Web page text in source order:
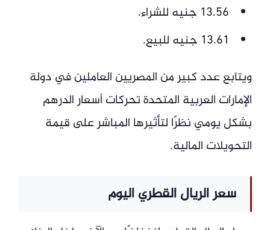
13.56 جنيه للشراء.
13.61 جنيه للبيع.
ويتابع عدد كبير من المصريين العاملين في دولة
الإمارات العربية المتحدة تحركات أسعار الدرهم
بشكل يومي نظرًا لتأثيرها المباشر على قيمة
التحويلات المالية.
سعر الريال القطري اليوم